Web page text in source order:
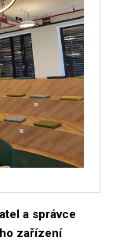
a správce
zařízení